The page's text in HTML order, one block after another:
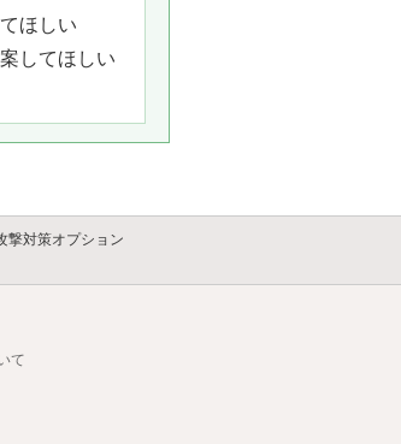
ほしい
してほしい
撃対策オプション
て